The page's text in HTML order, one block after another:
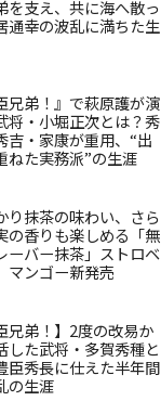
を支え、共に海へ散っ
通幸の波乱に満ちた生
兄弟！』で萩原護が演
将・小堀正次とは？秀
吉・家康が重用、“出
ねた実務派”の生涯
り抹茶の味わい、さら
の香りも楽しめる「無
ーバー抹茶」ストロベ
マンゴー新発売
兄弟！】2度の改易か
した武将・多賀秀種と
臣秀長に仕えた半年間
の生涯